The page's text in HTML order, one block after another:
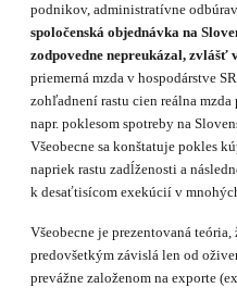
podnikov, administratívne
spoločenská objednávka na
zodpovedne nepreukázal, zvlášť
priemerná mzda v hospodárstve
zohľadnení rastu cien reálna
napr. poklesom spotreby na
Všeobecne sa konštatuje pokles
napriek rastu zadĺ­ženosti a
k desaťtisícom exekúcií v
Všeobecne je prezentovaná
predovšetkým závislá len od
prevážne založenom na exporte